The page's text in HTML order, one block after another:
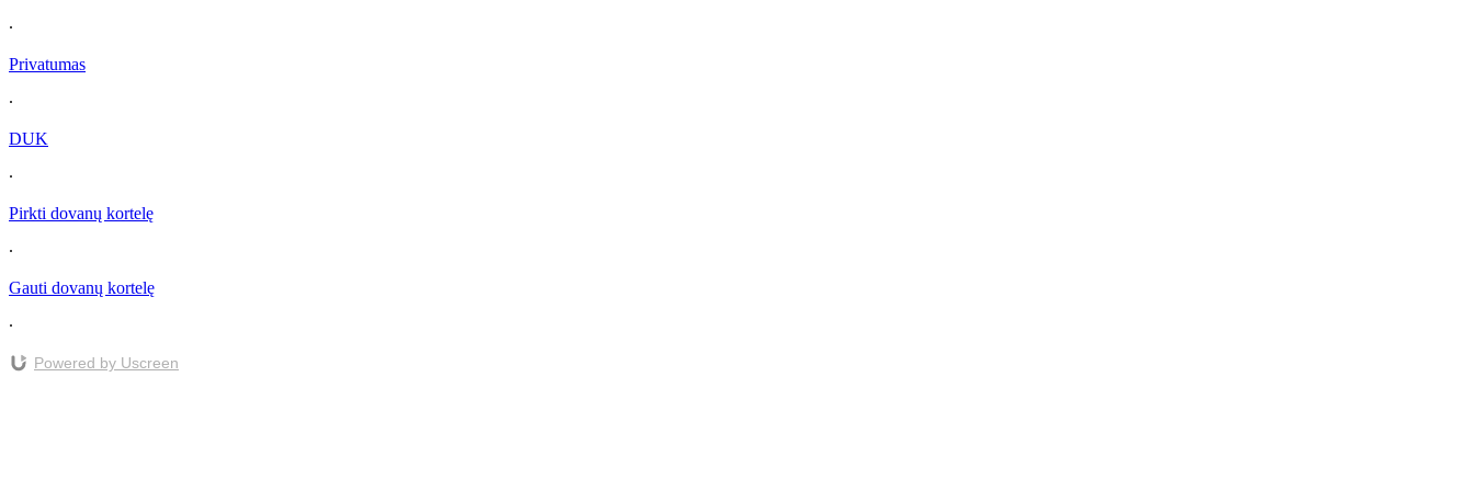
∙
Privatumas
∙
DUK
∙
Pirkti dovanų kortelę
∙
Gauti dovanų kortelę
∙
Powered by Uscreen